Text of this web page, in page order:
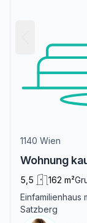
1140 Wien
Wohnung
5,5 162 m²
Einfamilienhaus
Satzberg